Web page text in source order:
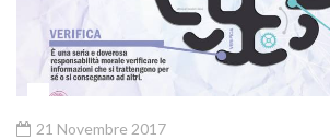
21 Novembre 2017